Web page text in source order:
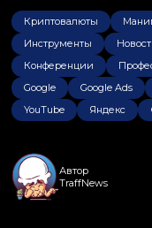
Криптовалюты
Инструменты
Конференции
Google
Google Ads
YouTube
Яндекс
Автор
TraffNews